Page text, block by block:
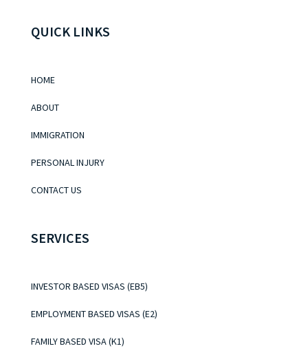
QUICK LINKS
HOME
ABOUT
IMMIGRATION
PERSONAL INJURY
CONTACT US
SERVICES
INVESTOR BASED VISAS (EB5)
EMPLOYMENT BASED VISAS (E2)
FAMILY BASED VISA (K1)